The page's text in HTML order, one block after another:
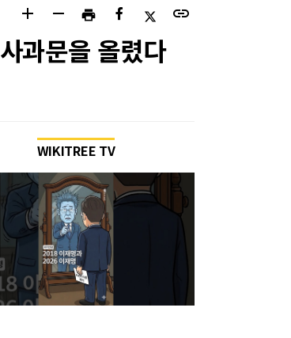
add remove print link
과문을 올렸다
WIKITREE TV